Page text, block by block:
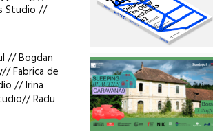
Studio //
// Bogdan
Fabrica de
// Irina
Radu